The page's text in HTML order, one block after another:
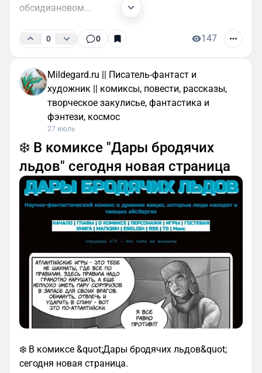
обсидиановом...
0 0 147
Mildegard.ru || Писатель-фантаст и
художник || комиксы, повести, рассказы,
творческое закулисье, фантастика и
фэнтези, космос
27 июль
❄️ В комиксе "Дары бродячих
льдов" сегодня новая страница
❄️ В комиксе &quot;Дары бродячих льдов&quot;
сегодня новая страница.